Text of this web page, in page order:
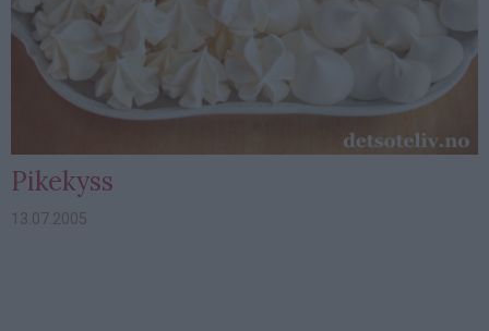
Pikekyss
13.07.2005